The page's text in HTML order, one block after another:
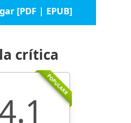
[PDF | EPUB]
crítica
POPULARR